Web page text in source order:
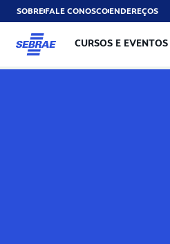
SOBREFALE CONOSCOENDEREÇOS
CURSOS E EVENTOS